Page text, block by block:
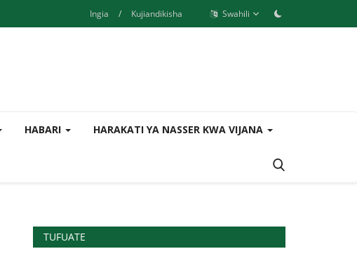
Ingia / Kujiandikisha Swahili
HABARI HARAKATI YA NASSER KWA VIJANA
TUFUATE